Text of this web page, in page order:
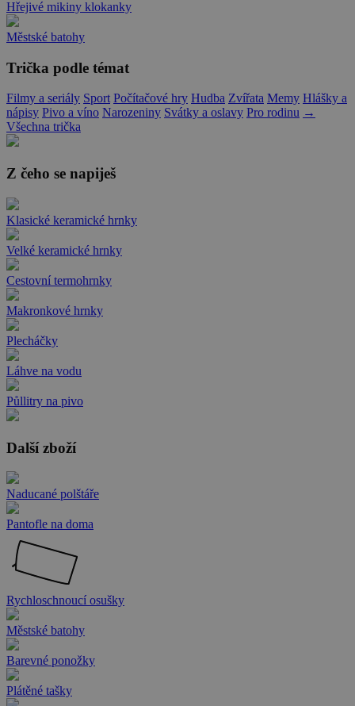
Hřejivé mikiny klokanky
Městské batohy
Trička podle témat
Filmy a seriály Sport Počítačové hry Hudba Zvířata Memy Hlášky a
nápisy Pivo a víno Narozeniny Svátky a oslavy Pro rodinu →
Všechna trička
Z čeho se napiješ
Klasické keramické hrnky
Velké keramické hrnky
Cestovní termohrnky
Makronkové hrnky
Plecháčky
Láhve na vodu
Půllitry na pivo
Další zboží
Naducané polštáře
Pantofle na doma
Rychloschnoucí osušky
Městské batohy
Barevné ponožky
Plátěné tašky